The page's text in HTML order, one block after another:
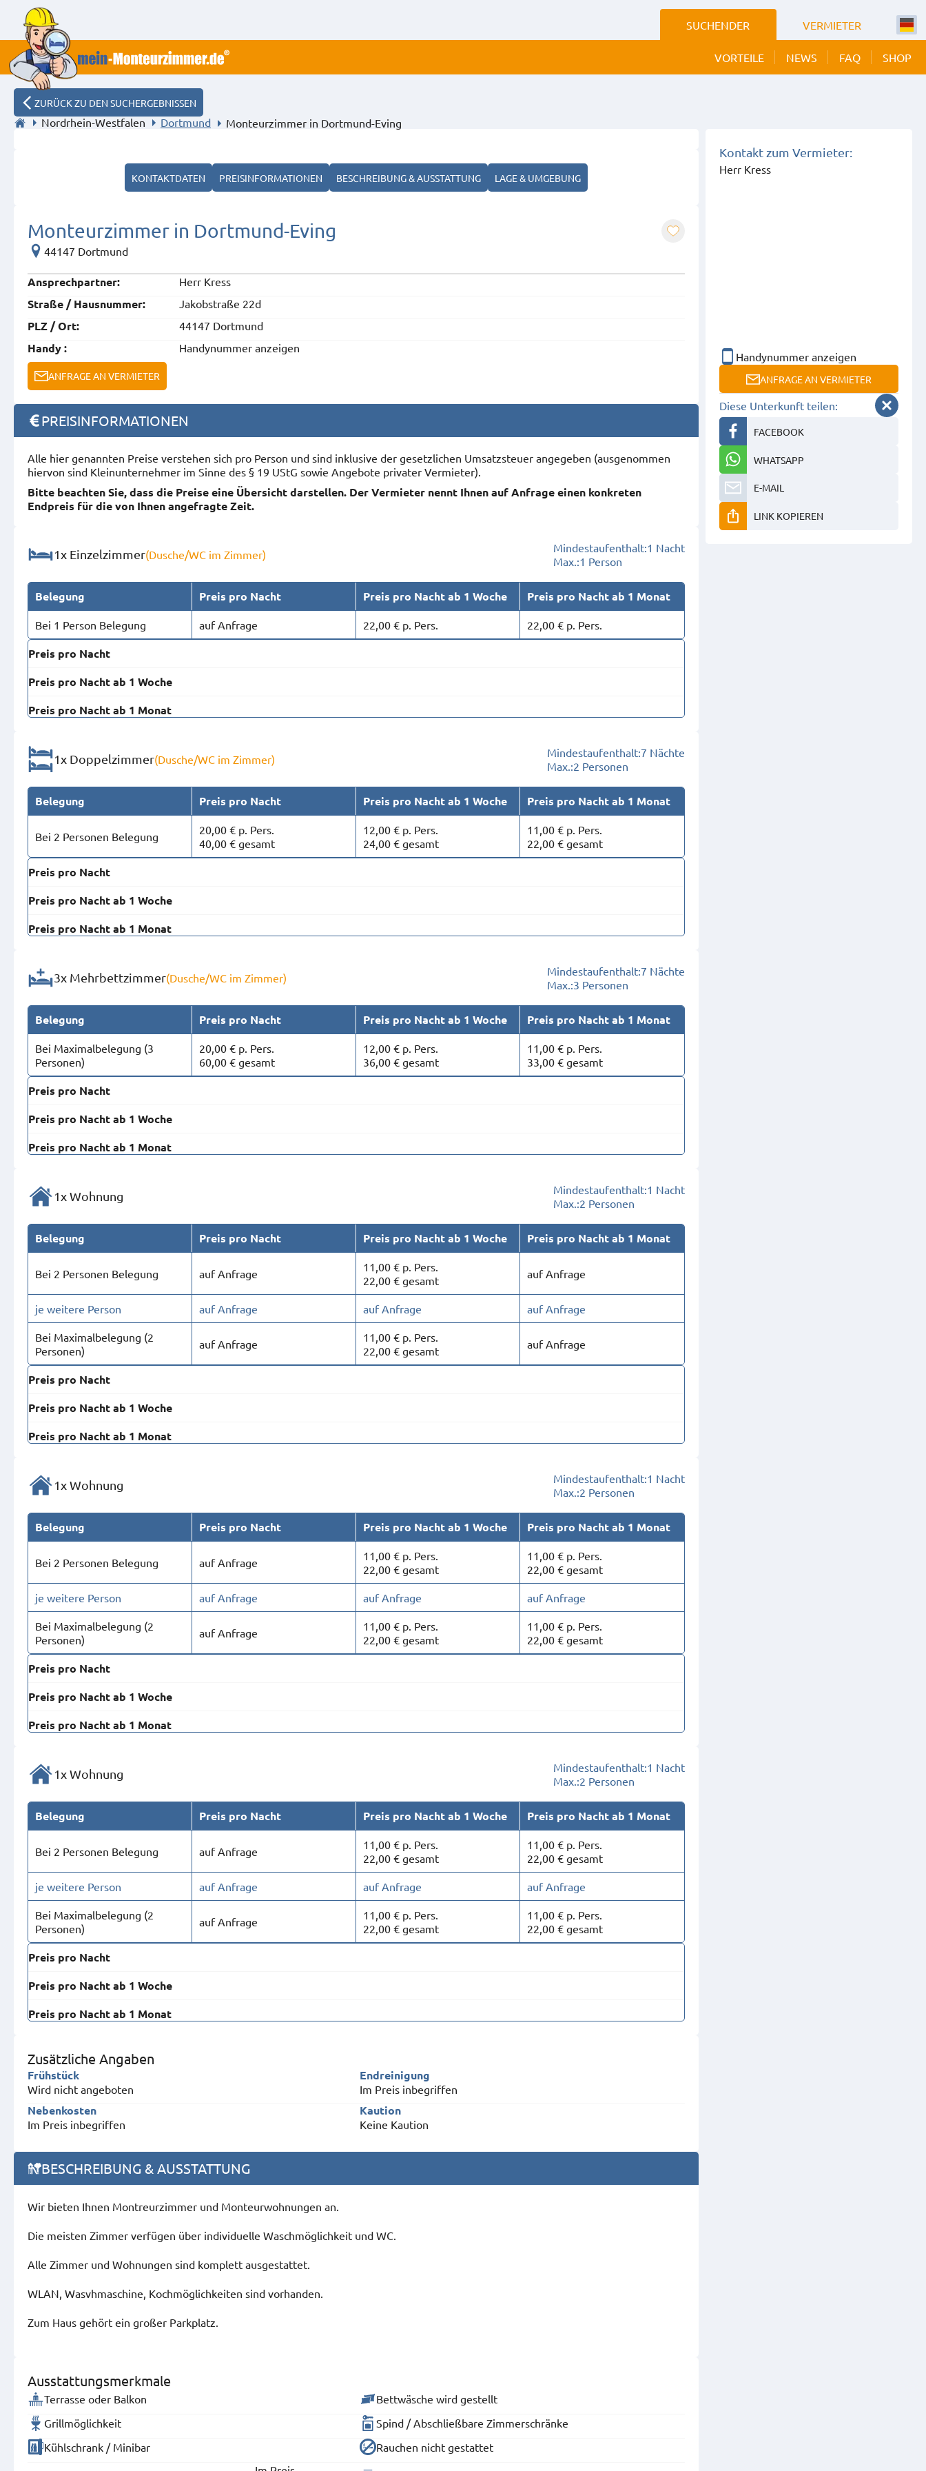
SUCHENDER VERMIETER
VORTEILE NEWS FAQ SHOP
ZURÜCK ZU DEN SUCHERGEBNISSEN
Nordrhein-Westfalen Dortmund Monteurzimmer in Dortmund-Eving
KONTAKTDATEN PREISINFORMATIONEN BESCHREIBUNG & AUSSTATTUNG LAGE & UMGEBUNG
Monteurzimmer in Dortmund-Eving
44147 Dortmund
Ansprech­partner: Herr Kress
Straße / Hausnummer: Jakobstraße 22d
PLZ / Ort: 44147 Dortmund
Handy : Handynummer anzeigen
ANFRAGE AN VERMIETER
PREISINFORMATIONEN
Alle hier genannten Preise verstehen sich pro Person und sind inklusive der gesetzlichen Umsatzsteuer angegeben (ausgenommen
hiervon sind Kleinunternehmer im Sinne des § 19 UStG sowie Angebote privater Vermieter).
Bitte beachten Sie, dass die Preise eine Übersicht darstellen. Der Vermieter nennt Ihnen auf Anfrage einen konkreten
Endpreis für die von Ihnen angefragte Zeit.
1x Einzelzimmer(Dusche/WC im Zimmer) Mindestaufenthalt:1 Nacht
Max.:1 Person
Belegung Preis pro Nacht Preis pro Nacht ab 1 Woche Preis pro Nacht ab 1 Monat
Bei 1 Person Belegung auf Anfrage 22,00 € p. Pers. 22,00 € p. Pers.
Preis pro Nacht
Preis pro Nacht ab 1 Woche
Preis pro Nacht ab 1 Monat
1x Doppelzimmer(Dusche/WC im Zimmer) Mindestaufenthalt:7 Nächte
Max.:2 Personen
Belegung Preis pro Nacht Preis pro Nacht ab 1 Woche Preis pro Nacht ab 1 Monat
Bei 2 Personen Belegung
20,00 € p. Pers.
40,00 € gesamt
12,00 € p. Pers.
24,00 € gesamt
11,00 € p. Pers.
22,00 € gesamt
Preis pro Nacht
Preis pro Nacht ab 1 Woche
Preis pro Nacht ab 1 Monat
3x Mehrbettzimmer(Dusche/WC im Zimmer) Mindestaufenthalt:7 Nächte
Max.:3 Personen
Belegung Preis pro Nacht Preis pro Nacht ab 1 Woche Preis pro Nacht ab 1 Monat
Bei Maximal­belegung (3
Personen)
20,00 € p. Pers.
60,00 € gesamt
12,00 € p. Pers.
36,00 € gesamt
11,00 € p. Pers.
33,00 € gesamt
Preis pro Nacht
Preis pro Nacht ab 1 Woche
Preis pro Nacht ab 1 Monat
1x Wohnung Mindestaufenthalt:1 Nacht
Max.:2 Personen
Belegung Preis pro Nacht Preis pro Nacht ab 1 Woche Preis pro Nacht ab 1 Monat
Bei 2 Personen Belegung auf Anfrage
11,00 € p. Pers.
22,00 € gesamt
auf Anfrage
je weitere Person auf Anfrage auf Anfrage auf Anfrage
Bei Maximal­belegung (2
Personen)
auf Anfrage
11,00 € p. Pers.
22,00 € gesamt
auf Anfrage
Preis pro Nacht
Preis pro Nacht ab 1 Woche
Preis pro Nacht ab 1 Monat
1x Wohnung Mindestaufenthalt:1 Nacht
Max.:2 Personen
Belegung Preis pro Nacht Preis pro Nacht ab 1 Woche Preis pro Nacht ab 1 Monat
Bei 2 Personen Belegung auf Anfrage
11,00 € p. Pers.
22,00 € gesamt
11,00 € p. Pers.
22,00 € gesamt
je weitere Person auf Anfrage auf Anfrage auf Anfrage
Bei Maximal­belegung (2
Personen)
auf Anfrage
11,00 € p. Pers.
22,00 € gesamt
11,00 € p. Pers.
22,00 € gesamt
Preis pro Nacht
Preis pro Nacht ab 1 Woche
Preis pro Nacht ab 1 Monat
1x Wohnung Mindestaufenthalt:1 Nacht
Max.:2 Personen
Belegung Preis pro Nacht Preis pro Nacht ab 1 Woche Preis pro Nacht ab 1 Monat
Bei 2 Personen Belegung auf Anfrage
11,00 € p. Pers.
22,00 € gesamt
11,00 € p. Pers.
22,00 € gesamt
je weitere Person auf Anfrage auf Anfrage auf Anfrage
Bei Maximal­belegung (2
Personen)
auf Anfrage
11,00 € p. Pers.
22,00 € gesamt
11,00 € p. Pers.
22,00 € gesamt
Preis pro Nacht
Preis pro Nacht ab 1 Woche
Preis pro Nacht ab 1 Monat
Zusätzliche Angaben
Frühstück
Wird nicht angeboten
Endreinigung
Im Preis inbegriffen
Nebenkosten
Im Preis inbegriffen
Kaution
Keine Kaution
BESCHREIBUNG & AUSSTATTUNG
Wir bieten Ihnen Montreurzimmer und Monteurwohnungen an.
Die meisten Zimmer verfügen über individuelle Waschmöglichkeit und WC.
Alle Zimmer und Wohnungen sind komplett ausgestattet.
WLAN, Wasvhmaschine, Kochmöglichkeiten sind vorhanden.
Zum Haus gehört ein großer Parkplatz.
Ausstattungsmerkmale
Terrasse oder Balkon
Bettwäsche wird gestellt
Grillmöglichkeit
Spind / Abschließbare Zimmerschränke
Kühlschrank / Minibar
Rauchen nicht gestattet
Kontakt zum Vermieter:
Herr Kress
Handynummer anzeigen
ANFRAGE AN VERMIETER
Diese Unterkunft teilen:
FACEBOOK
WHATSAPP
E-MAIL
LINK KOPIEREN